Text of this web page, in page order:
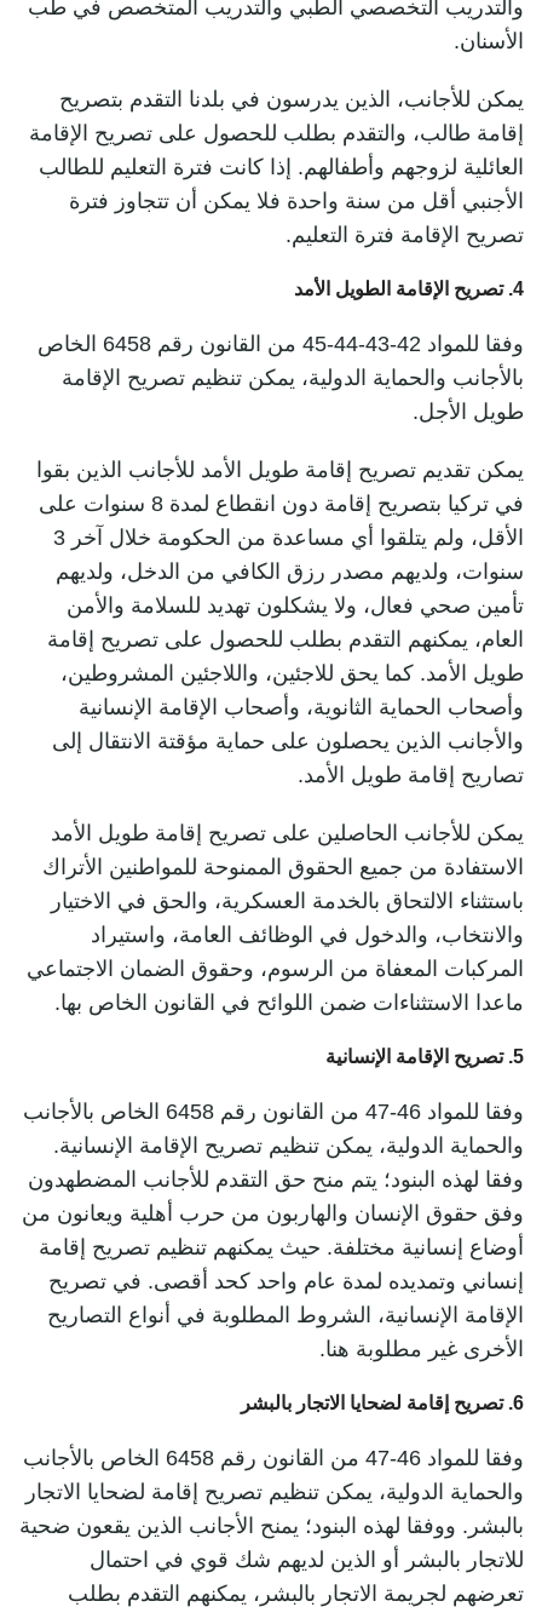
والتدريب التخصصي الطبي والتدريب المتخصص في طب
الأسنان.
يمكن للأجانب، الذين يدرسون في بلدنا التقدم بتصريح
إقامة طالب، والتقدم بطلب للحصول على تصريح الإقامة
العائلية لزوجهم وأطفالهم. إذا كانت فترة التعليم للطالب
الأجنبي أقل من سنة واحدة فلا يمكن أن تتجاوز فترة
تصريح الإقامة فترة التعليم.
4. تصريح الإقامة الطويل الأمد
وفقا للمواد 42-43-44-45 من القانون رقم 6458 الخاص
بالأجانب والحماية الدولية، يمكن تنظيم تصريح الإقامة
طويل الأجل.
يمكن تقديم تصريح إقامة طويل الأمد للأجانب الذين بقوا
في تركيا بتصريح إقامة دون انقطاع لمدة 8 سنوات على
الأقل، ولم يتلقوا أي مساعدة من الحكومة خلال آخر 3
سنوات، ولديهم مصدر رزق الكافي من الدخل، ولديهم
تأمين صحي فعال، ولا يشكلون تهديد للسلامة والأمن
العام، يمكنهم التقدم بطلب للحصول على تصريح إقامة
طويل الأمد. كما يحق للاجئين، واللاجئين المشروطين،
وأصحاب الحماية الثانوية، وأصحاب الإقامة الإنسانية
والأجانب الذين يحصلون على حماية مؤقتة الانتقال إلى
تصاريح إقامة طويل الأمد.
يمكن للأجانب الحاصلين على تصريح إقامة طويل الأمد
الاستفادة من جميع الحقوق الممنوحة للمواطنين الأتراك
باستثناء الالتحاق بالخدمة العسكرية، والحق في الاختيار
والانتخاب، والدخول في الوظائف العامة، واستيراد
المركبات المعفاة من الرسوم، وحقوق الضمان الاجتماعي
ماعدا الاستثناءات ضمن اللوائح في القانون الخاص بها.
5. تصريح الإقامة الإنسانية
وفقا للمواد 46-47 من القانون رقم 6458 الخاص بالأجانب
والحماية الدولية، يمكن تنظيم تصريح الإقامة الإنسانية.
وفقا لهذه البنود؛ يتم منح حق التقدم للأجانب المضطهدون
وفق حقوق الإنسان والهاربون من حرب أهلية ويعانون من
أوضاع إنسانية مختلفة. حيث يمكنهم تنظيم تصريح إقامة
إنساني وتمديده لمدة عام واحد كحد أقصى. في تصريح
الإقامة الإنسانية، الشروط المطلوبة في أنواع التصاريح
الأخرى غير مطلوبة هنا.
6. تصريح إقامة لضحايا الاتجار بالبشر
وفقا للمواد 46-47 من القانون رقم 6458 الخاص بالأجانب
والحماية الدولية، يمكن تنظيم تصريح إقامة لضحايا الاتجار
بالبشر. ووفقا لهذه البنود؛ يمنح الأجانب الذين يقعون ضحية
للاتجار بالبشر أو الذين لديهم شك قوي في احتمال
تعرضهم لجريمة الاتجار بالبشر، يمكنهم التقدم بطلب